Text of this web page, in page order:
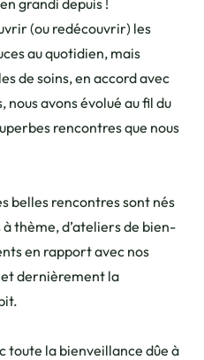
(ou redécouvrir) les
au quotidien, mais
de soins, en accord avec
avons évolué au fil du
rencontres que nous
belles rencontres sont nés
thème, d’ateliers de bien-
en rapport avec nos
dernièrement la
toute la bienveillance dûe à